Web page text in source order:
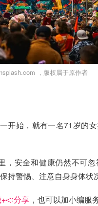
，版权属于原作者
开始，就有一名71岁的
，安全和健康仍然不可
警惕、注意自身身体状
分享 ，也可以加小编服